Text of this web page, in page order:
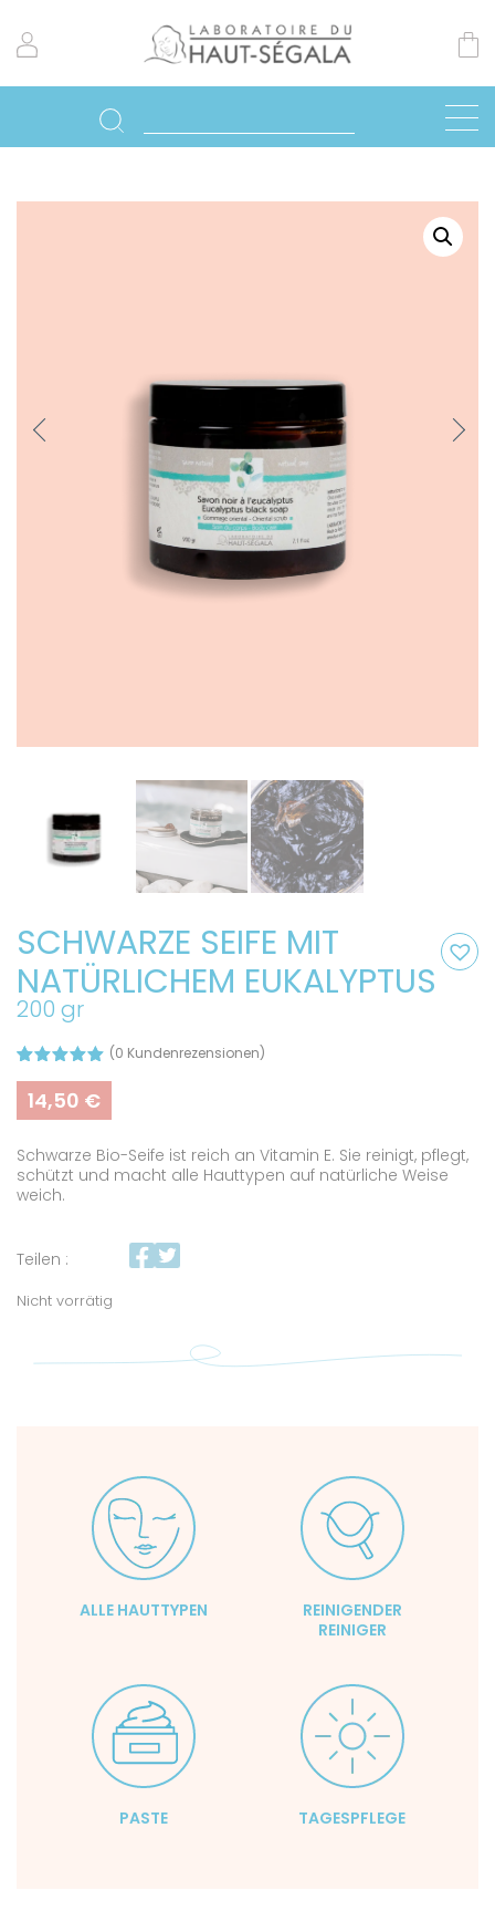
Previo
Next
SCHWARZE SEIFE MIT
NATÜRLICHEM EUKALYPTUS
200 gr
mit
5.00
von 5,
basierend
Kundenbew
ertung
(0 Kundenrezensionen)
14,50 €
Schwarze Bio-Seife ist reich an Vitamin E. Sie reinigt, pflegt,
schützt und macht alle Hauttypen auf natürliche Weise
weich.
Teilen :
Nicht vorrätig
ALLE HAUTTYPEN
REINIGENDER
REINIGER
PASTE TAGESPFLEGE